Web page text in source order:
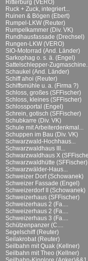
Ritterburg (VERO)
Ruck + Zuck, integriert...
Ruinen & Bögen (Ebert)
Rumpel-LKW (Reuter)
Rumpelkammer (Div. VK)
Rundhausfassade (Drechsel)
Rungen-LKW (VERO)
SIO-Motorrad (And. Länder)
Sarkophag o. s. ä. (Engel)
Sattelschlepper-
Schaukel (And. Länder)
Schiff ahoi (Reuter)
Schiffsmühle u. a. (Firma ?)
Schloss, großes (SFFischer)
Schloss, kleines (SFFischer)
Schlossportal (Engel)
Schrein, gotisch (SFFischer)
Schubkarre (Div. VK)
Schule mit Arbeiterdenkmal...
Schuppen im Bau (Div. VK)
Schwarzwald-Hochhaus...
Schwarzwaldhaus III...
Schwarzwaldhaus X
Schwarzwaldhütte (SFFischer)
Schwarzwälder-Haus...
Schweizer Dorf (Schowanek)
Schweizer Fassade (Engel)
Schweizerdorf II (Schowanek)
Schweizerhaus (SFFischer)
Schweizerhaus 2 (Fa....
Schweizerhaus 2 (Fa....
Schweizerhaus 3 (Fa....
Schützenpanzer (C....
Segelschiff (Reuter)
Seilakrobat (Reuter)
Seilbahn mit Quak (Kellner)
Seilbahn mit Theo (Kellner)